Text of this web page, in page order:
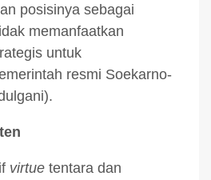
posisinya sebagai
memanfaatkan
untuk
resmi Soekarno-
virtue tentara dan